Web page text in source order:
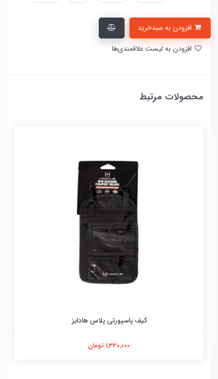
محصولات مرتبط
کیف پاسپورتی پلاس هادایز
1,330,000 تومان